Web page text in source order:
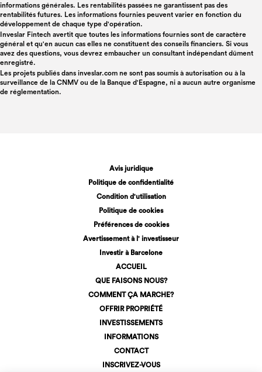
informations générales. Les rentabilités passées ne garantissent pas des
rentabilités futures. Les informations fournies peuvent varier en fonction du
développement de chaque type d'opération.
Inveslar Fintech avertit que toutes les informations fournies sont de caractère
général et qu'en aucun cas elles ne constituent des conseils financiers. Si vous
avez des questions, vous devrez embaucher un consultant indépendant dûment
enregistré.
Les projets publiés dans inveslar.com ne sont pas soumis à autorisation ou à la
surveillance de la CNMV ou de la Banque d'Espagne, ni a aucun autre organisme
de réglementation.
Avis juridique
Politique de confidentialité
Condition d'utilisation
Politique de cookies
Préférences de cookies
Avertissement à l' investisseur
Investir à Barcelone
ACCUEIL
QUE FAISONS NOUS?
COMMENT ÇA MARCHE?
OFFRIR PROPRIÉTÉ
INVESTISSEMENTS
INFORMATIONS
CONTACT
INSCRIVEZ-VOUS